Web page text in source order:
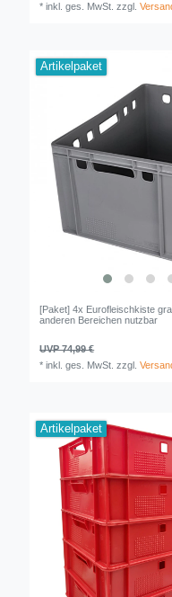
*inkl. ges. MwSt. zzgl.
Artikelpaket
[Paket] 4x Eurofleischkiste
anderen Bereichen nutzbar
UVP 74,99 €
*inkl. ges. MwSt. zzgl.
Artikelpaket